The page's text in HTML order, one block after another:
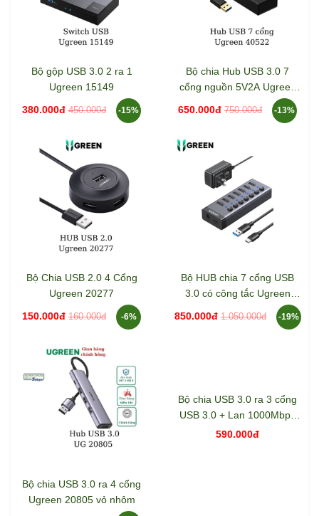
Bộ gộp USB 3.0 2 ra 1
Ugreen 15149
380.000đ 450.000đ -15%
Bộ chia Hub USB 3.0 7
cổng nguồn 5V2A Ugreen
650.000đ 750.000đ -13%
Bộ Chia USB 2.0 4 Cổng
Ugreen 20277
150.000đ 160.000đ -6%
Bộ HUB chia 7 cổng USB
3.0 có công tắc Ugreen
850.000đ 1.050.000đ -19%
Bộ chia USB 3.0 ra 4 cổng
Ugreen 20805 vỏ nhôm
Bộ chia USB 3.0 ra 3 cổng
USB 3.0 + Lan 1000Mbps
Ugreen 60812
590.000đ